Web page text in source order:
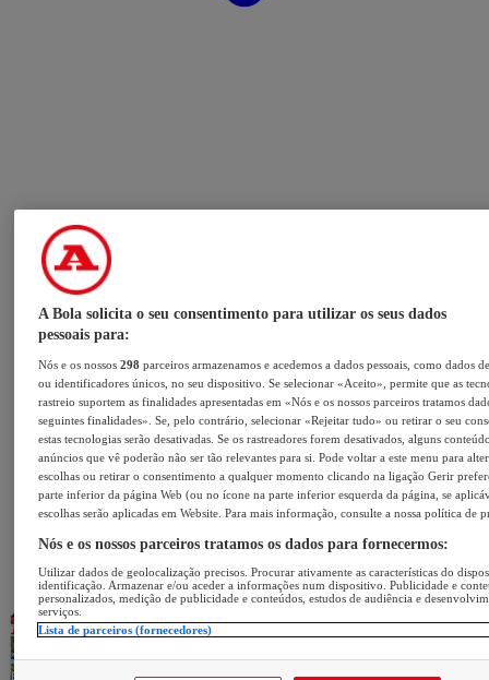
A Bola solicita o seu consentimento para utilizar os seus dados
pessoais para:
Nós e os nossos298 parceiros armazenamos e acedemos a dados pessoais, como dados
ou identificadores únicos, no seu dispositivo. Se selecionar «Aceito», permite que as
rastreio suportem as finalidades apresentadas em «Nós e os nossos parceiros tratamos
seguintes finalidades». Se, pelo contrário, selecionar «Rejeitar tudo» ou retirar o seu
estas tecnologias serão desativadas. Se os rastreadores forem desativados, alguns
anúncios que vê poderão não ser tão relevantes para si. Pode voltar a este menu para
escolhas ou retirar o consentimento a qualquer momento clicando na ligação Gerir
parte inferior da página Web (ou no ícone na parte inferior esquerda da página, se
escolhas serão aplicadas em Website. Para mais informação, consulte a nossa política de
Nós e os nossos parceiros tratamos os dados para fornecermos:
Utilizar dados de geolocalização precisos. Procurar ativamente as características do
identificação. Armazenar e/ou aceder a informações num dispositivo. Publicidade e
personalizados, medição de publicidade e conteúdos, estudos de audiência e
serviços.
Lista de parceiros (fornecedores)